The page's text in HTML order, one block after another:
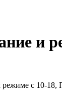
и
режиме с 10-